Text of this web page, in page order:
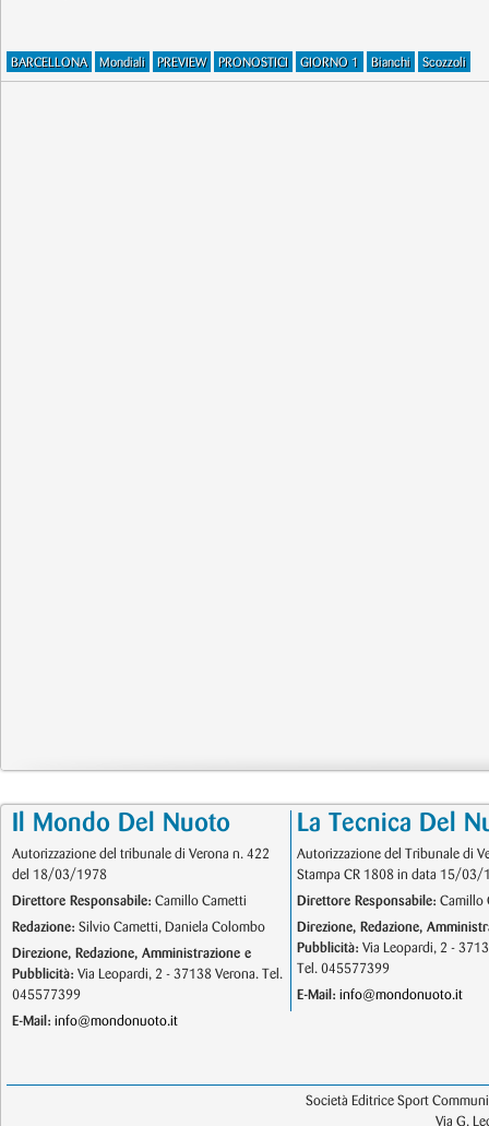
BARCELLONA Mondiali PREVIEW PRONOSTICI GIORNO 1 Bianchi Scozzoli
Il Mondo Del Nuoto
Autorizzazione del tribunale di Verona n. 422
del 18/03/1978
Direttore Responsabile: Camillo Cametti
Redazione: Silvio Cametti, Daniela Colombo
Direzione, Redazione, Amministrazione e
Pubblicità: Via Leopardi, 2 - 37138 Verona. Tel.
045577399
E-Mail: info@mondonuoto.it
La Tecnica Del
Autorizzazione del Tribunale di
Stampa CR 1808 in data 15/03/
Direttore Responsabile: Camillo
Direzione, Redazione,
Pubblicità: Via Leopardi, 2 -
Tel. 045577399
E-Mail: info@mondonuoto.it
Società Editrice Sport
Via G.